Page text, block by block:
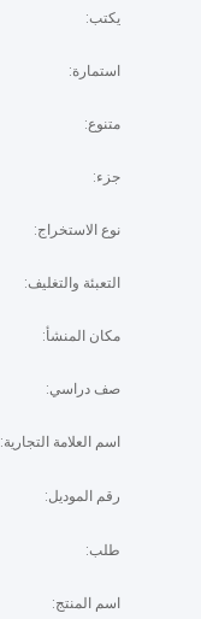
يكتب:
استمارة:
متنوع:
جزء:
نوع الاستخراج:
التعبئة والتغليف:
مكان المنشأ:
صف دراسي:
اسم العلامة التجارية:
رقم الموديل:
طلب:
اسم المنتج: